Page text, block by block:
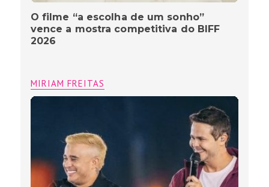
O filme “a escolha de um sonho”
vence a mostra competitiva do BIFF
2026
MIRIAM FREITAS